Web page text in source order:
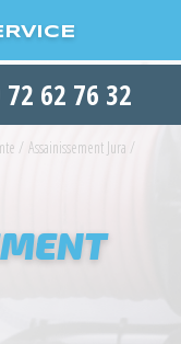
72 62 76 32
/ Assainissement Jura /